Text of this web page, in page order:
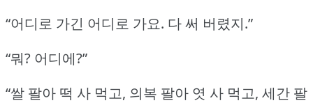
“어디로 가긴 어디로 가요. 다 써 버렸지.”
“뭐? 어디에?”
“쌀 팔아 떡 사 먹고, 의복 팔아 엿 사 먹고, 세간 팔